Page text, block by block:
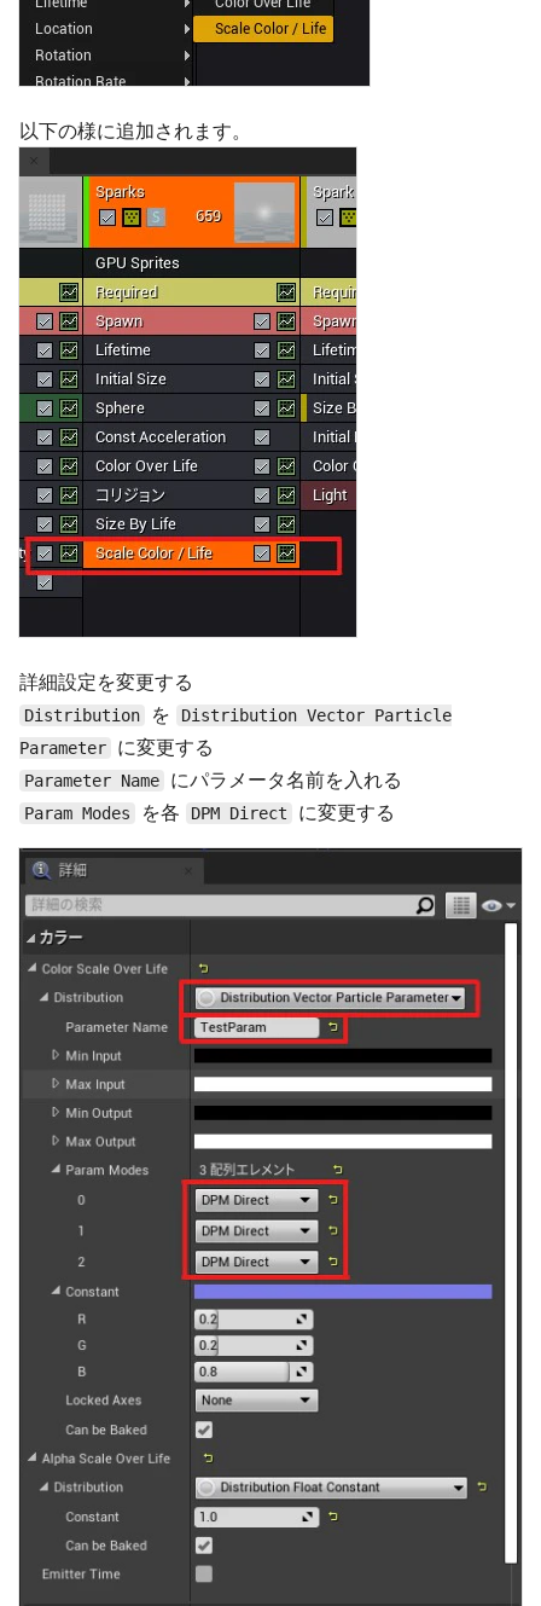
以下の様に追加されます。
詳細設定を変更する
Distribution を
Distribution Vector Particle
Parameter
に変更する
Parameter Name にパラメータ名前を入れる
Param Modes を各 DPM Direct に変更する